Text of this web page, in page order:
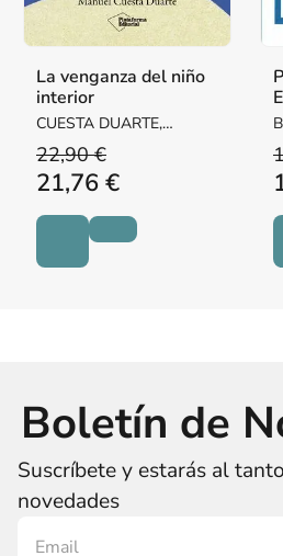
La venganza del niño
interior
CUESTA DUARTE,
MANUEL
22,90 €
21,76 €
Boletín de
Suscríbete y estarás al
novedades